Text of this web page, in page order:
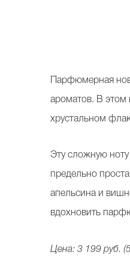
Парфюмерная
ароматов. В этом
хрустальном
Эту сложную
предельно
апельсина и
вдохновить
Цена: 3 199 руб.